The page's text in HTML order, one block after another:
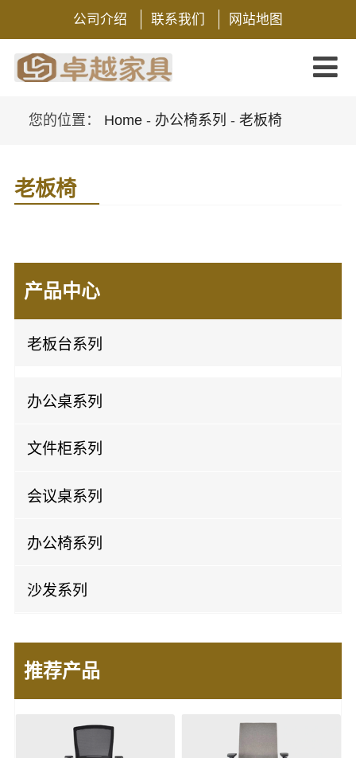
公司介绍 联系我们 网站地图
您的位置： Home- 办公椅系列 - 老板椅
老板椅
产品中心
老板台系列
办公桌系列
屏风办公桌
开放办公桌
文件柜系列
实木文件柜
板式文件柜
会议桌系列
实木会议桌
板式会议桌
办公椅系列
老板椅
会议椅
洽谈椅
沙发系列
办公布沙发
推荐产品